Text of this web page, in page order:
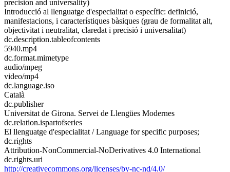
precision and universality)
Introducció al llenguatge d'especialitat o específic: definició,
manifestacions, i característiques bàsiques (grau de formalitat alt,
objectivitat i neutralitat, claredat i precisió i universalitat)
dc.description.tableofcontents
5940.mp4
dc.format.mimetype
audio/mpeg
video/mp4
dc.language.iso
Català
dc.publisher
Universitat de Girona. Servei de Llengües Modernes
dc.relation.ispartofseries
El llenguatge d'especialitat / Language for specific purposes;
dc.rights
Attribution-NonCommercial-NoDerivatives 4.0 International
dc.rights.uri
http://creativecommons.org/licenses/by-nc-nd/4.0/